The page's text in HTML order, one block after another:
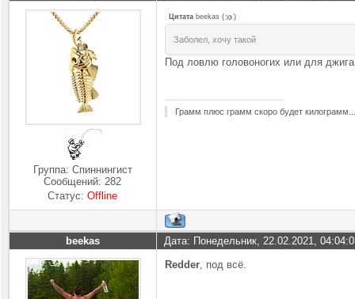
Группа: Спиннингист
Сообщений:282
Статус:Offline
Цитата beekas ( )
Заболел, хочу такой
Под ловлю головоногих или для
Грамм плюс грамм скоро будет килограмм...
beekas
Дата: Понедельник, 22.02.2021,
Redder, под всё.